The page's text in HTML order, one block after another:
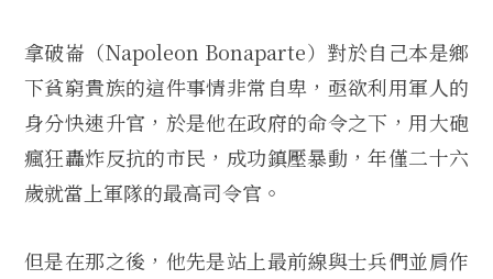
拿破崙（Napoleon Bonaparte）對於自己本是鄉
下貧窮貴族的這件事情非常自卑，亟欲利用軍人的
身分快速升官，於是他在政府的命令之下，用大砲
瘋狂轟炸反抗的市民，成功鎮壓暴動，年僅二十六
歲就當上軍隊的最高司令官。
但是在那之後，他先是站上最前線與士兵們並肩作